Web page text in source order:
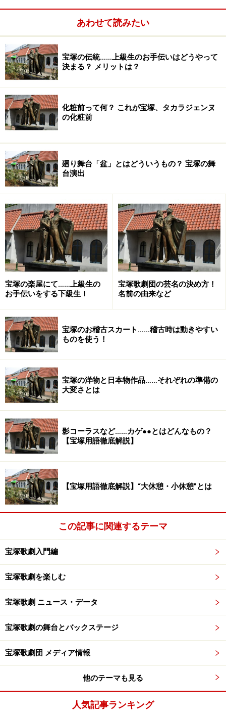
１日(月)【OG】檀れい BS朝日 18:30～20:54「武士の一
分」
2日(火)【OG】湖月わたる(MC) WOWOW 6:20～7:10「宝
塚プルミエール『花組「エリザベート」＆ 宝塚×HAWAII
スペシャル』」
2日(火)【OG】檀れい BS11 20:00～21:00「お伊勢さん
第10回 内宮『遷御の儀』」
2日(火)【OG】真矢みき EX 23:15～24:15「中居正広のミ
になる図書館」
5日(金)【OG】天海祐希 WOWOW 18:30～21:00「ザ・マ
ジックアワー」
6日(土)【花組】蘭寿とむ・蘭乃はな・壮 一帆 WOWOW
18:30～19:45「宝塚への招待『CONGA！！』」
6日(土)【OG】白羽ゆり・愛原実花 TBS 19:00～
20:54「ジョブチューン」
6日(土)【OG】天海祐希 WOWOW 21:00～23:30「清須会
議」
7日(日)【雪組】月城かなと MX 10:00～
10:30「TAKARAZUKA Café break」
7日(日)【OG】天海祐希 WOWOW 19:30～22:00「清須会
議」
ジオパークからこんにち」
8日(月)【OG】遼河はるひ TBS 23:55～
24:40「UTAGE！」
9日(火)【OG】はいだしょうこ CX 24:45～25:20「日本全
国ご自慢列島 ジマング」
10日(水)【OG】遼河はるひ TBS 19:00 ～ 19:56「トコト
ン掘り下げ隊！生き物にサンキュー！！」
あわせて読みたい
宝塚の伝統……上級生のお手伝いはどうやって
決まる？ メリットは？
化粧前って何？ これが宝塚、タカラジェンヌ
の化粧前
廻り舞台「盆」とはどういうもの？ 宝塚の舞
台演出
宝塚の楽屋にて……上級生の
お手伝いをする下級生！
宝塚歌劇団の芸名の決め方！
名前の由来など
宝塚のお稽古スカート……稽古時は動きやすい
ものを使う！
宝塚の洋物と日本物作品……それぞれの準備の
大変さとは
影コーラスなど……カゲ●●とはどんなもの？
【宝塚用語徹底解説】
【宝塚用語徹底解説】“大休憩・小休憩”とは
この記事に関連するテーマ
宝塚歌劇入門編
宝塚歌劇を楽しむ
宝塚歌劇 ニュース・データ
宝塚歌劇の舞台とバックステージ
宝塚歌劇団 メディア情報
他のテーマも見る
人気記事ランキング